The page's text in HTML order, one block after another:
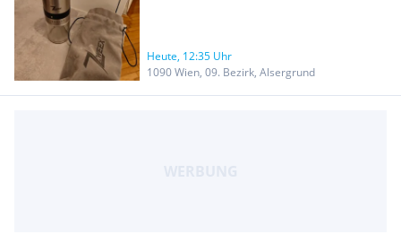
Heute, 12:35 Uhr
1090 Wien, 09. Bezirk, Alsergrund